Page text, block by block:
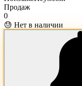
Продаж
0
😓 Нет в наличии